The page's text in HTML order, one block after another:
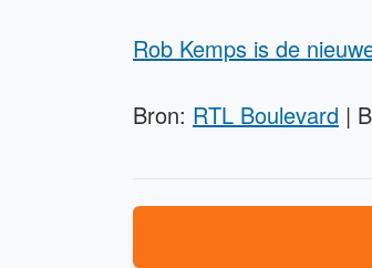
Rob Kemps is de
Bron: RTL Boulevard |